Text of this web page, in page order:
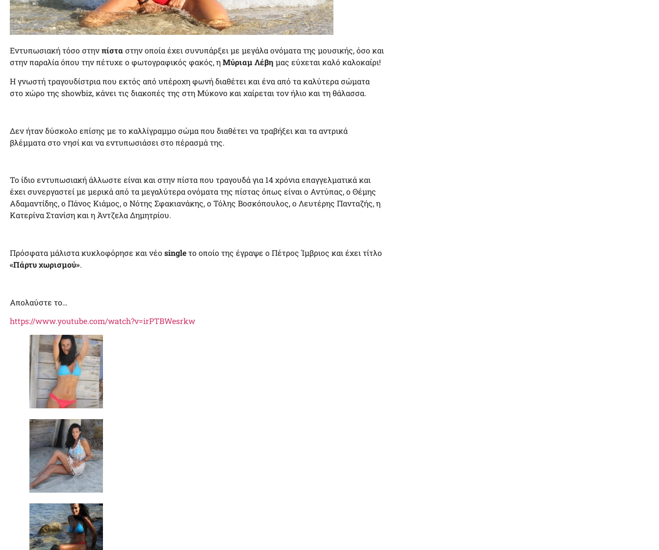
Εντυπωσιακή τόσο στηνπίσταστην οποία έχει συνυπάρξει με μεγάλα ονόματα της μουσικής, όσο και
στην παραλία όπου την πέτυχε ο φωτογραφικός φακός, ηΜύριαμ Λέβη μας εύχεται καλό καλοκαίρι!
Η γνωστή τραγουδίστρια που εκτός από υπέροχη φωνή διαθέτει και ένα από τα καλύτερα σώματα
στο χώρο της showbiz, κάνει τις διακοπές της στη Μύκονο και χαίρεται τον ήλιο και τη θάλασσα.
Δεν ήταν δύσκολο επίσης με το καλλίγραμμο σώμα που διαθέτει να τραβήξει και τα αντρικά
βλέμματα στο νησί και να εντυπωσιάσει στο πέρασμά της.
Το ίδιο εντυπωσιακή άλλωστε είναι και στην πίστα που τραγουδά για 14 χρόνια επαγγελματικά και
έχει συνεργαστεί με μερικά από τα μεγαλύτερα ονόματα της πίστας όπως είναι ο Αντύπας, ο Θέμης
Αδαμαντίδης, ο Πάνος Κιάμος, ο Νότης Σφακιανάκης, ο Τόλης Βοσκόπουλος, ο Λευτέρης Πανταζής, η
Κατερίνα Στανίση και η Άντζελα Δημητρίου.
Πρόσφατα μάλιστα κυκλοφόρησε και νέοsingleτο οποίο της έγραψε ο Πέτρος Ίμβριος και έχει τίτλο
«Πάρτυ χωρισμού».
Απολαύστε το…
https://www.youtube.com/watch?v=irPTBWesrkw